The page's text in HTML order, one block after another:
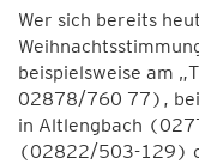
Wer sich bereits
beispielsweise am
02878/760 77),
in Altlengbach
(02822/503-129)